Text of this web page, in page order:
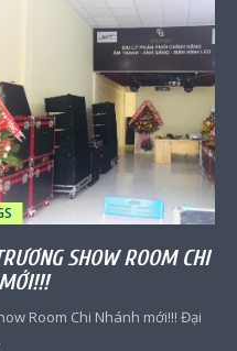
SHOW ROOM CHI
Room Chi Nhánh mới!!! Đại